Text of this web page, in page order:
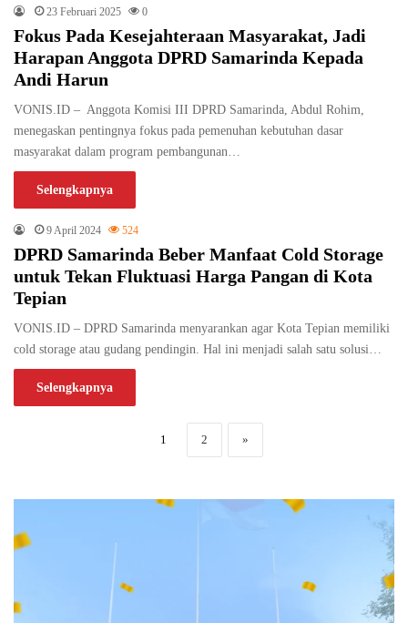
23 Februari 2025 0
Fokus Pada Kesejahteraan Masyarakat, Jadi
Harapan Anggota DPRD Samarinda Kepada
Andi Harun
VONIS.ID – Anggota Komisi III DPRD Samarinda, Abdul Rohim,
menegaskan pentingnya fokus pada pemenuhan kebutuhan dasar
masyarakat dalam program pembangunan…
Selengkapnya
9 April 2024 524
DPRD Samarinda Beber Manfaat Cold Storage
untuk Tekan Fluktuasi Harga Pangan di Kota
Tepian
VONIS.ID – DPRD Samarinda menyarankan agar Kota Tepian memiliki
cold storage atau gudang pendingin. Hal ini menjadi salah satu solusi…
Selengkapnya
1 2 »